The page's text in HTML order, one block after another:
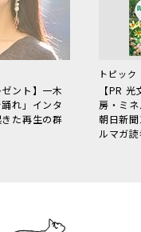
ント】一木
れ」インタ
た再生の群
トピック
【PR
房・ミ
朝日新
ルマガ